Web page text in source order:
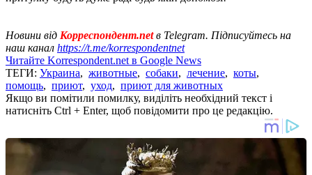
Новини від Корреспондент.netв Telegram. Підписуйтесь на
наш канал https://t.me/korrespondentnet
Читайте Korrespondent.net в Google News
ТЕГИ: Украина, животные, собаки, лечение, коты,
помощь, приют, уход, приют для животных
Якщо ви помітили помилку, виділіть необхідний текст і
натисніть Ctrl + Enter, щоб повідомити про це редакцію.